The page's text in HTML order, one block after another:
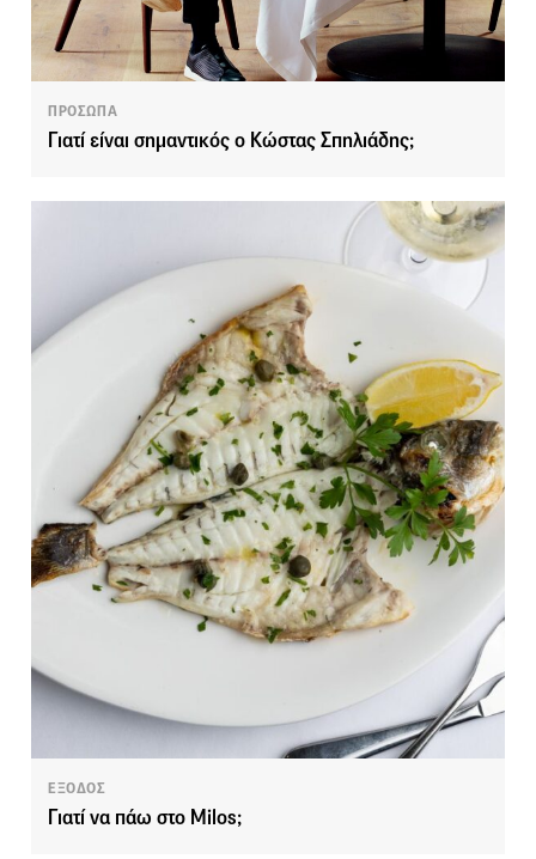
ΠΡΟΣΩΠΑ
Γιατί είναι σημαντικός ο Κώστας Σπηλιάδης;
ΕΞΟΔΟΣ
Γιατί να πάω στο Milos;